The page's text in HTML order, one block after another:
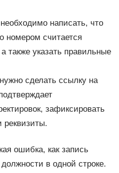
написать, что
номером считается
также указать правильные
сделать ссылку на
зафиксировать
реквизиты.
ошибка, как запись
в одной строке.